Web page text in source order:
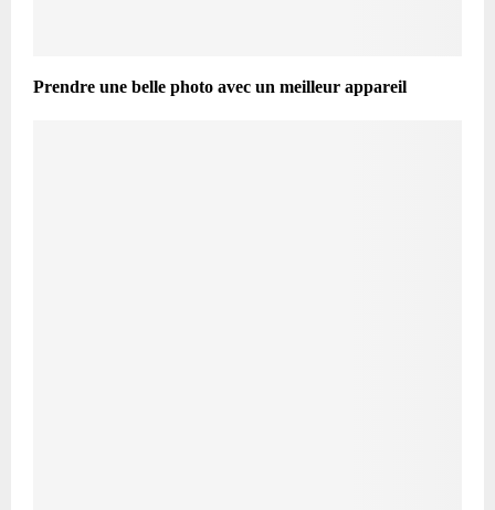
Prendre une belle photo avec un meilleur appareil